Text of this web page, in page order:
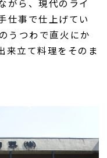
がら、現代のライ
仕事で仕上げてい
うつわで直火にか
来立て料理をそのま